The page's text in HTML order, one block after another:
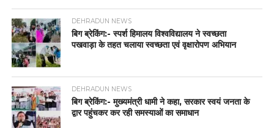
DEHRADUN NEWS
बिग ब्रेकिंग:- स्पर्श हिमालय विश्वविद्यालय ने स्वच्छता
पखवाड़ा के तहत चलाया स्वच्छता एवं वृक्षारोपण अभियान
DEHRADUN NEWS
बिग ब्रेकिंग:- मुख्यमंत्री धामी ने कहा, सरकार स्वयं जनता के
द्वार पहुंचकर कर रही समस्याओं का समाधान